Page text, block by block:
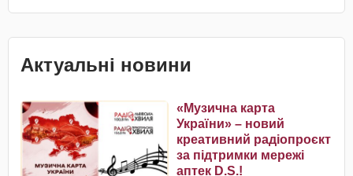
Актуальні новини
«Музична карта
України» – новий
креативний радіопроєкт
за підтримки мережі
аптек D.S.!